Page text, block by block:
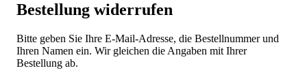
Bestellung widerrufen
Bitte geben Sie Ihre E-Mail-Adresse, die Bestellnummer und
Ihren Namen ein. Wir gleichen die Angaben mit Ihrer
Bestellung ab.